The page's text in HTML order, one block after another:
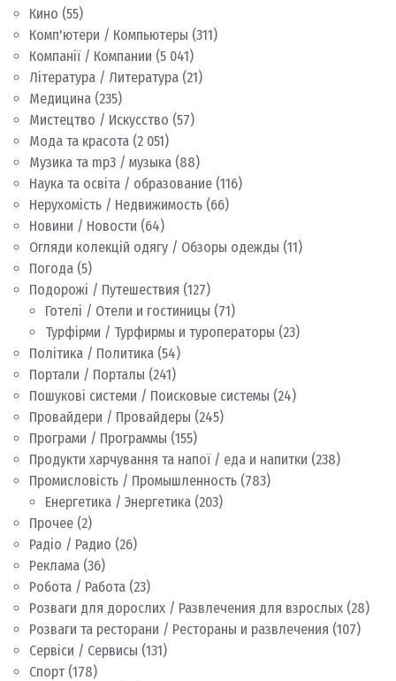
Кино (55)
Комп'ютери / Компьютеры (311)
Компанії / Компании (5 041)
Література / Литература (21)
Медицина (235)
Мистецтво / Искусство (57)
Мода та красота (2 051)
Музика та mp3 / музыка (88)
Наука та освіта / образование (116)
Нерухомість / Недвижимость (66)
Новини / Новости (64)
Огляди колекцій одягу / Обзоры одежды (11)
Погода (5)
Подорожі / Путешествия (127)
Готелі / Отели и гостиницы (71)
Турфірми / Турфирмы и туроператоры (23)
Політика / Политика (54)
Портали / Порталы (241)
Пошукові системи / Поисковые системы (24)
Провайдери / Провайдеры (245)
Програми / Программы (155)
Продукти харчування та напої / еда и напитки (238)
Промисловість / Промышленность (783)
Енергетика / Энергетика (203)
Прочее (2)
Радіо / Радио (26)
Реклама (36)
Робота / Работа (23)
Розваги для дорослих / Развлечения для взрослых (28)
Розваги та ресторани / Рестораны и развлечения (107)
Сервіси / Сервисы (131)
Спорт (178)